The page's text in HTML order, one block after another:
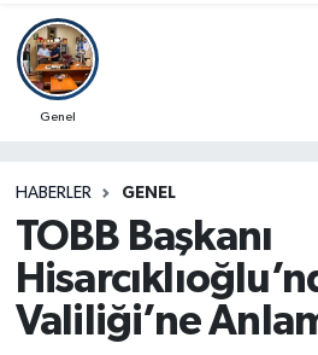
Genel
HABERLER GENEL
TOBB Başkanı
Valiliği’ne
Iğdır Trafik Yoğunluk
Süper Lig Puan Durumu ve
Son Dakika Haberleri
Haber Arşivi